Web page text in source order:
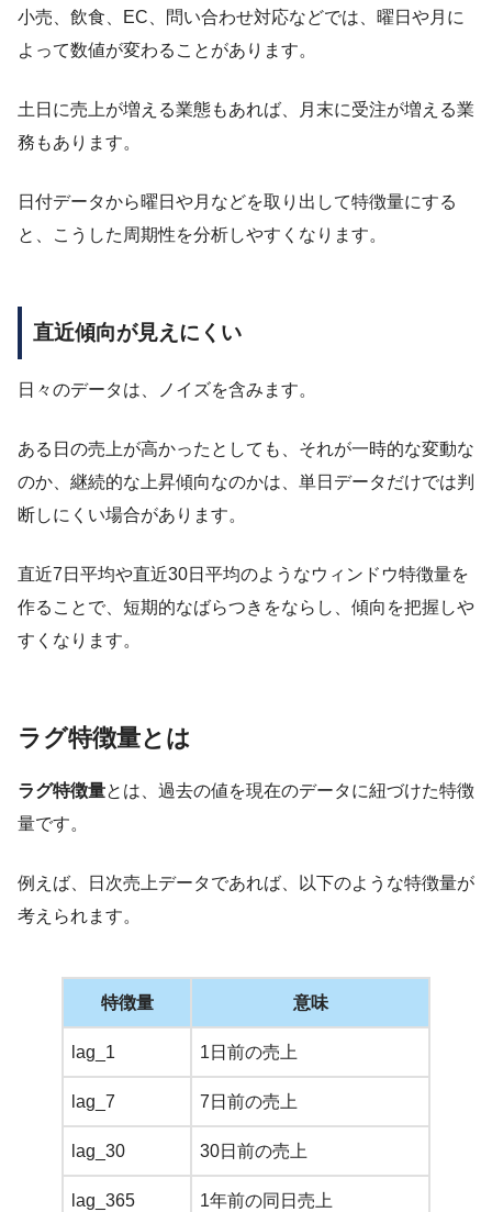
小売、飲食、EC、問い合わせ対応などでは、曜日や月に
よって数値が変わることがあります。
土日に売上が増える業態もあれば、月末に受注が増える業
務もあります。
日付データから曜日や月などを取り出して特徴量にする
と、こうした周期性を分析しやすくなります。
直近傾向が見えにくい
日々のデータは、ノイズを含みます。
ある日の売上が高かったとしても、それが一時的な変動な
のか、継続的な上昇傾向なのかは、単日データだけでは判
断しにくい場合があります。
直近7日平均や直近30日平均のようなウィンドウ特徴量を
作ることで、短期的なばらつきをならし、傾向を把握しや
すくなります。
ラグ特徴量とは
ラグ特徴量とは、過去の値を現在のデータに紐づけた特徴
量です。
例えば、日次売上データであれば、以下のような特徴量が
考えられます。
特徴量 意味
lag_1 1日前の売上
lag_7 7日前の売上
lag_30 30日前の売上
lag_365 1年前の同日売上